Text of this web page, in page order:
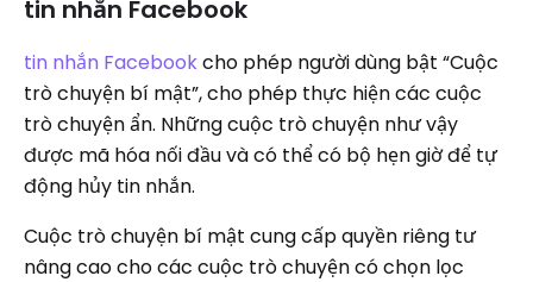
tin nhắn Facebook
tin nhắn Facebookcho phép người dùng bật “Cuộc
trò chuyện bí mật”, cho phép thực hiện các cuộc
trò chuyện ẩn. Những cuộc trò chuyện như vậy
được mã hóa nối đầu và có thể có bộ hẹn giờ để tự
động hủy tin nhắn.
Cuộc trò chuyện bí mật cung cấp quyền riêng tư
nâng cao cho các cuộc trò chuyện có chọn lọc